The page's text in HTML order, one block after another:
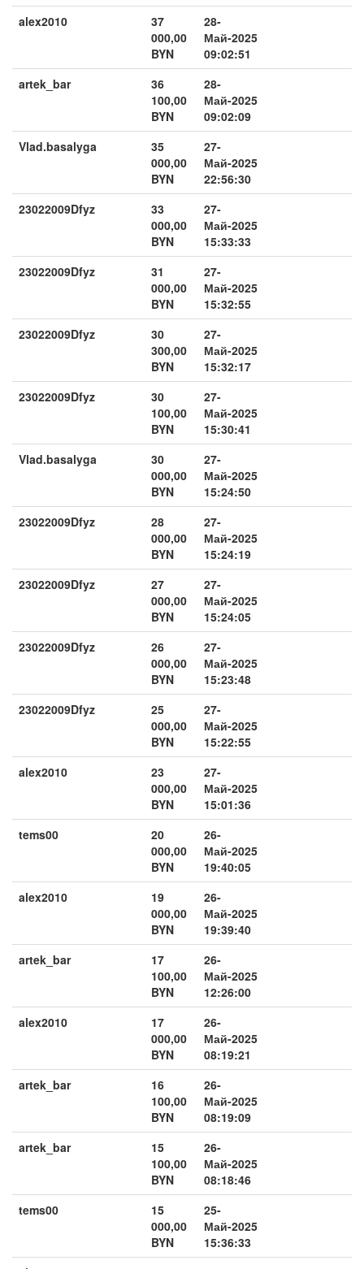
alex2010
37
000,00
BYN
28-
Май-2025
09:02:51
artek_bar
36
100,00
BYN
28-
Май-2025
09:02:09
Vlad.basalyga
35
000,00
BYN
27-
Май-2025
22:56:30
23022009Dfyz
33
000,00
BYN
27-
Май-2025
15:33:33
23022009Dfyz
31
000,00
BYN
27-
Май-2025
15:32:55
23022009Dfyz
30
300,00
BYN
27-
Май-2025
15:32:17
23022009Dfyz
30
100,00
BYN
27-
Май-2025
15:30:41
Vlad.basalyga
30
000,00
BYN
27-
Май-2025
15:24:50
23022009Dfyz
28
000,00
BYN
27-
Май-2025
15:24:19
23022009Dfyz
27
000,00
BYN
27-
Май-2025
15:24:05
23022009Dfyz
26
000,00
BYN
27-
Май-2025
15:23:48
23022009Dfyz
25
000,00
BYN
27-
Май-2025
15:22:55
alex2010
23
000,00
BYN
27-
Май-2025
15:01:36
tems00
20
000,00
BYN
26-
Май-2025
19:40:05
alex2010
19
000,00
BYN
26-
Май-2025
19:39:40
artek_bar
17
100,00
BYN
26-
Май-2025
12:26:00
alex2010
17
000,00
BYN
26-
Май-2025
08:19:21
artek_bar
16
100,00
BYN
26-
Май-2025
08:19:09
artek_bar
15
100,00
BYN
26-
Май-2025
08:18:46
tems00
15
000,00
BYN
25-
Май-2025
15:36:33